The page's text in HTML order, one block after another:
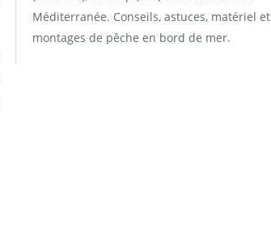
Méditerranée. Conseils, astuces, matériel et
montages de pêche en bord de mer.